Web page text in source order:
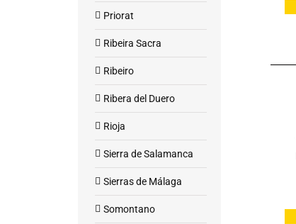
Priorat
Ribeira Sacra
Ribeiro
Ribera del Duero
Rioja
Sierra de Salamanca
Sierras de Málaga
Somontano